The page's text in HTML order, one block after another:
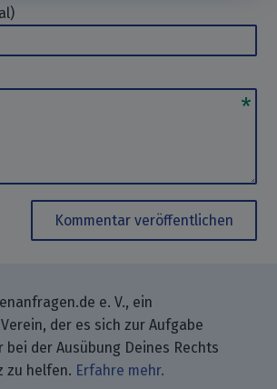
Kommentar veröffentlichen
e. V., ein
der es sich zur Aufgabe
bei der Ausübung Deines Rechts
zu helfen. Erfahre mehr.